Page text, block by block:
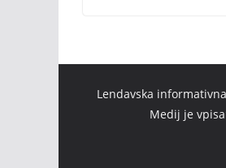
Lendavska
Medij je